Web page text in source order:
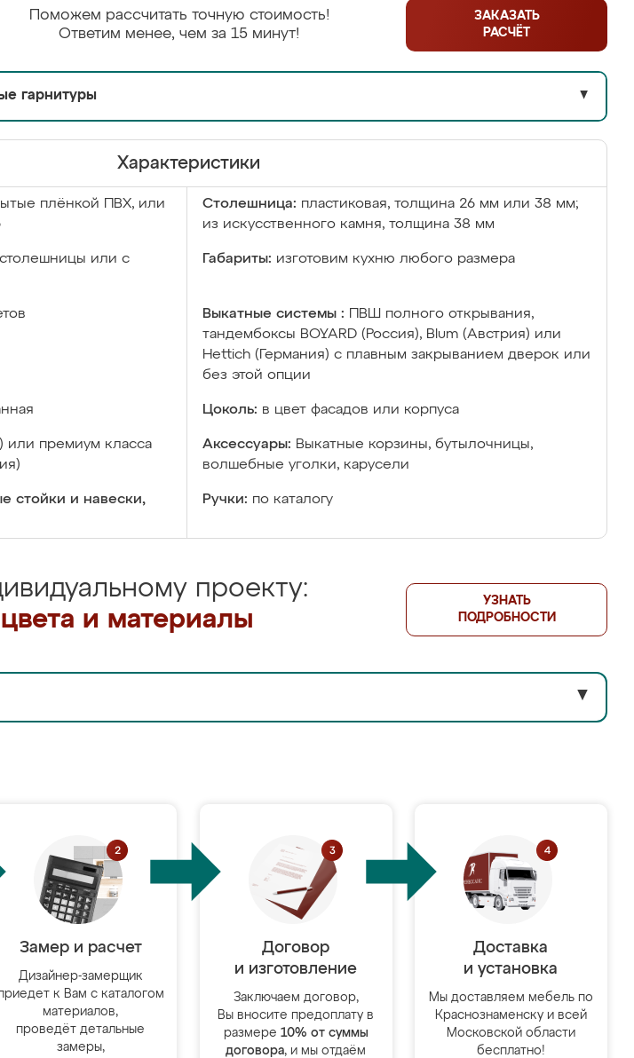
Поможем рассчитать точную стоимость!
Ответим менее, чем за 15 минут!
ЗАКАЗАТЬ
РАСЧЁТ
гарнитуры ▼
Характеристики
плёнкой ПВХ, или
Столешница: пластиковая, толщина 26 мм или 38 мм;
из искусственного камня, толщина 38 мм
или с
Габариты: изготовим кухню любого размера
Выкатные системы :
ПВШ полного открывания,
тандембоксы BOYARD (Россия), Blum (Австрия) или
Hettich (Германия) с плавным закрыванием дверок или
без этой опции
Цоколь: в цвет фасадов или корпуса
или премиум класса
Аксессуары: Выкатные корзины, бутылочницы,
волшебные уголки, карусели
стойки и навески,
Ручки: по каталогу
проекту:
и материалы
УЗНАТЬ
ПОДРОБНОСТИ
▼
Замер и расчет
Дизайнер-замерщик
к Вам с каталогом
материалов,
проведёт детальные
замеры,
Договор
и изготовление
Заключаем договор,
Вы вносите предоплату в
размере 10% от суммы
договора, и мы отдаём
Доставка
и установка
Мы доставляем мебель по
Краснознаменску и всей
Московской области
бесплатно!